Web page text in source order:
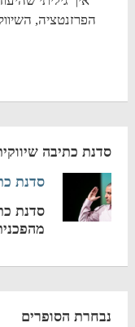
הפרזנטציה,
סדנת כתיבה
סדנת
סדנת
נבחרת הסופרים